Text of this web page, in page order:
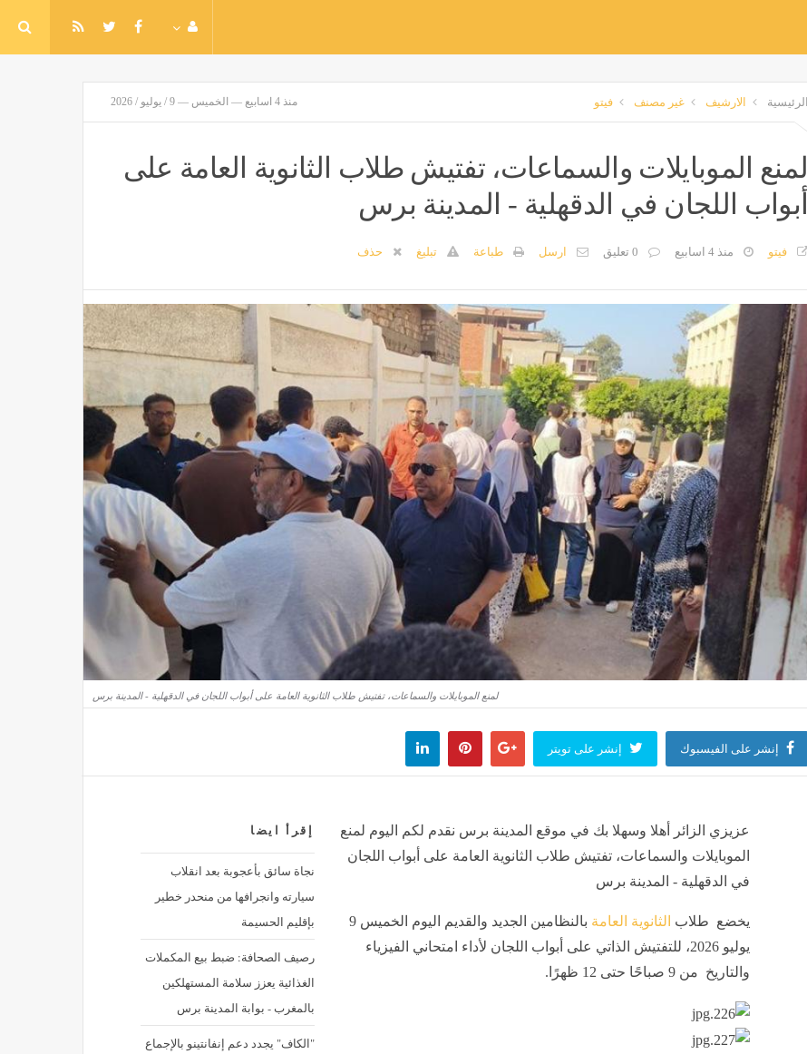
الرئيسية الارشيف غير مصنف فيتو منذ 4 اسابيع — الخميس — 9 / يوليو / 2026
لمنع الموبايلات والسماعات، تفتيش طلاب الثانوية العامة على
أبواب اللجان في الدقهلية - المدينة برس
فيتو منذ 4 اسابيع 0 تعليق ارسل طباعة تبليغ حذف
لمنع الموبايلات والسماعات، تفتيش طلاب الثانوية العامة على أبواب اللجان في الدقهلية - المدينة برس
إنشر على الفيسبوك إنشر على تويتر
إقرأ ايضا
نجاة سائق بأعجوبة بعد انقلاب
سيارته وانجرافها من منحدر خطير
بإقليم الحسيمة
رصيف الصحافة: ضبط بيع المكملات
الغذائية يعزز سلامة المستهلكين
بالمغرب - بوابة المدينة برس
"الكاف" يجدد دعم إنفانتينو بالإجماع
عزيزي الزائر أهلا وسهلا بك في موقع المدينة برس نقدم لكم اليوم لمنع
الموبايلات والسماعات، تفتيش طلاب الثانوية العامة على أبواب اللجان
في الدقهلية - المدينة برس
يخضع طلاب الثانوية العامة
بالنظامين الجديد والقديم اليوم الخميس 9
يوليو 2026، للتفتيش الذاتي على أبواب اللجان لأداء امتحاني الفيزياء
والتاريخ من 9 صباحًا حتى 12 ظهرًا.